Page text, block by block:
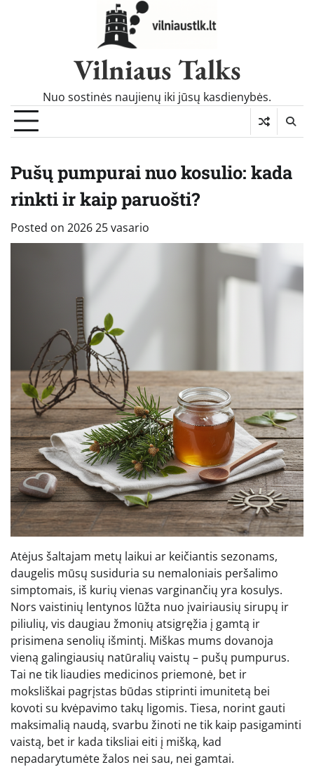
Vilniaus Talks
Nuo sostinės naujienų iki jūsų kasdienybės.
Pušų pumpurai nuo kosulio: kada
rinkti ir kaip paruošti?
Posted on 2026 25 vasario
Atėjus šaltajam metų laikui ar keičiantis sezonams,
daugelis mūsų susiduria su nemaloniais peršalimo
simptomais, iš kurių vienas varginančių yra kosulys.
Nors vaistinių lentynos lūžta nuo įvairiausių sirupų ir
piliulių, vis daugiau žmonių atsigręžia į gamtą ir
prisimena senolių išmintį. Miškas mums dovanoja
vieną galingiausių natūralių vaistų – pušų pumpurus.
Tai ne tik liaudies medicinos priemonė, bet ir
moksliškai pagrįstas būdas stiprinti imunitetą bei
kovoti su kvėpavimo takų ligomis. Tiesa, norint gauti
maksimalią naudą, svarbu žinoti ne tik kaip pasigaminti
vaistą, bet ir kada tiksliai eiti į mišką, kad
nepadarytumėte žalos nei sau, nei gamtai.